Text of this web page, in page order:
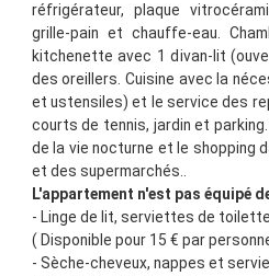
réfrigérateur, plaque
grille-pain et chauffe-eau.
kitchenette avec 1 divan-lit
des oreillers. Cuisine avec la
et ustensiles) et le service des
courts de tennis, jardin et
de la vie nocturne et le shopping
et des supermarchés..
L'appartement n'est pas équipé
- Linge de lit, serviettes de
( Disponible pour 15 € par
- Sèche-cheveux, nappes et